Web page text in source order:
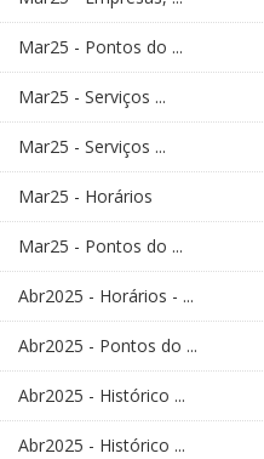
Mar25 - Pontos do ...
Mar25 - Serviços ...
Mar25 - Serviços ...
Mar25 - Horários
Mar25 - Pontos do ...
Abr2025 - Horários - ...
Abr2025 - Pontos do ...
Abr2025 - Histórico ...
Abr2025 - Histórico ...